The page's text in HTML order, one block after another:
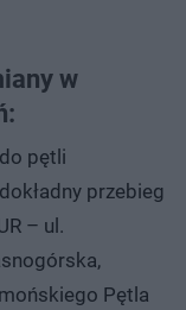
w
pętli
przebieg
– ul.
Pętla